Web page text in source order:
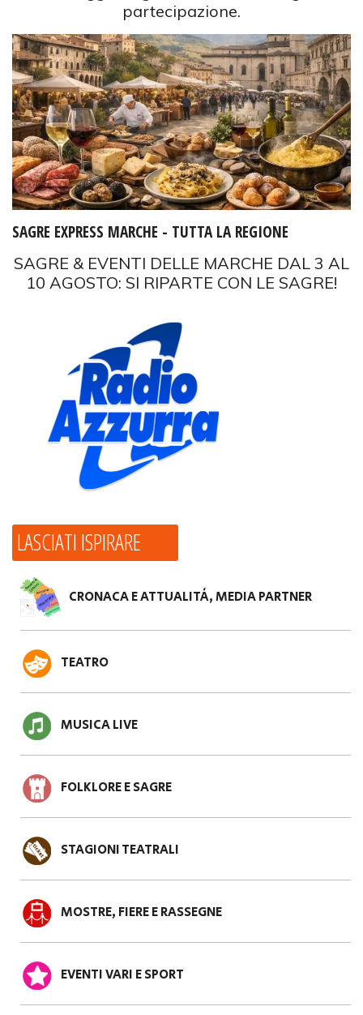
partecipazione.
SAGRE EXPRESS MARCHE - TUTTA LA REGIONE
SAGRE & EVENTI DELLE MARCHE DAL 3 AL
10 AGOSTO: SI RIPARTE CON LE SAGRE!
LASCIATI ISPIRARE
CRONACA E ATTUALITÀ, MEDIA PARTNER
TEATRO
MUSICA LIVE
FOLKLORE E SAGRE
STAGIONI TEATRALI
MOSTRE, FIERE E RASSEGNE
EVENTI VARI E SPORT